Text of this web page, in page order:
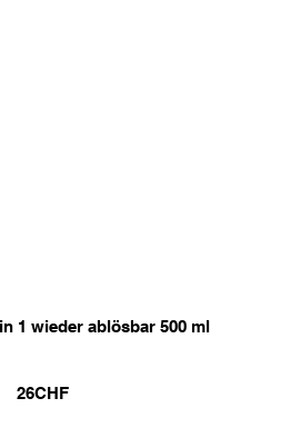
1 wieder ablösbar 500 ml
26CHF